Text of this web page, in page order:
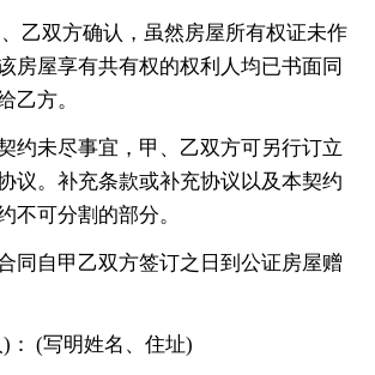
乙双方确认，虽然房屋所有权证未作
房屋享有共有权的权利人均已书面同
乙方。
约未尽事宜，甲、乙双方可另行订立
议。补充条款或补充协议以及本契约
不可分割的部分。
同自甲乙双方签订之日到公证房屋赠
： (写明姓名、住址)